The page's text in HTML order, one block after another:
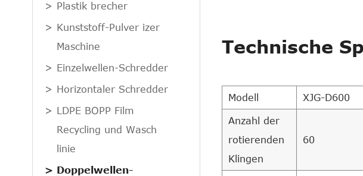
Plastik brecher
Kunststoff-Pulver izer
Maschine
Einzelwellen-Schredder
Horizontaler Schredder
LDPE BOPP Film
Recycling und Wasch
linie
Doppelwellen-
Technische
Modell XJG-D600
Anzahl der
rotierenden
Klingen
60